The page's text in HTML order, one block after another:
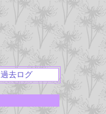
過去ログ